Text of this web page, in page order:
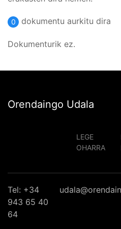
0 dokumentu aurkitu dira
Dokumenturik ez.
Orendaingo Udala
LEGE
OHARRA
Tel: +34
943 65 40
64